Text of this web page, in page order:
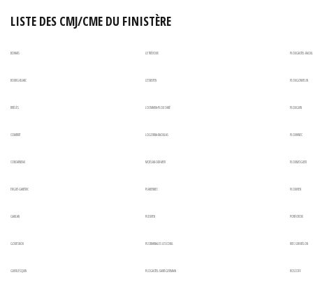
LISTE DES CMJ/CME DU FINISTÈRE
BOHARS LE TRÉVOUX PLOUGASTEL-
BOURG-BLANC LESNEVEN PLOUGONVELIN
BRÉLÈS LOCMARIA-PLOUZANÉ PLOUGUIN
COMBRIT LOGONNA-DAOULAS PLOUHINEC
CONCARNEAU MOËLAN-SUR-MER PLOUMOGUER
ERGUÉ-GABÉRIC PLABENNEC PLOUVIEN
GARLAN PLEUVEN PONT-CROIX
GOUESNOU PLOBANNALEC-LESCONIL RIEC-SUR-BÉLON
GUERLESQUIN PLOGASTEL-SAINT-GERMAIN ROSCOFF